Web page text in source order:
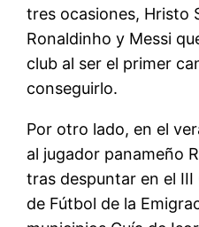
tres ocasiones, Hristo
Ronaldinho y Messi
club al ser el primer
conseguirlo.
Por otro lado, en el
al jugador panameño
tras despuntar en el
de Fútbol de la